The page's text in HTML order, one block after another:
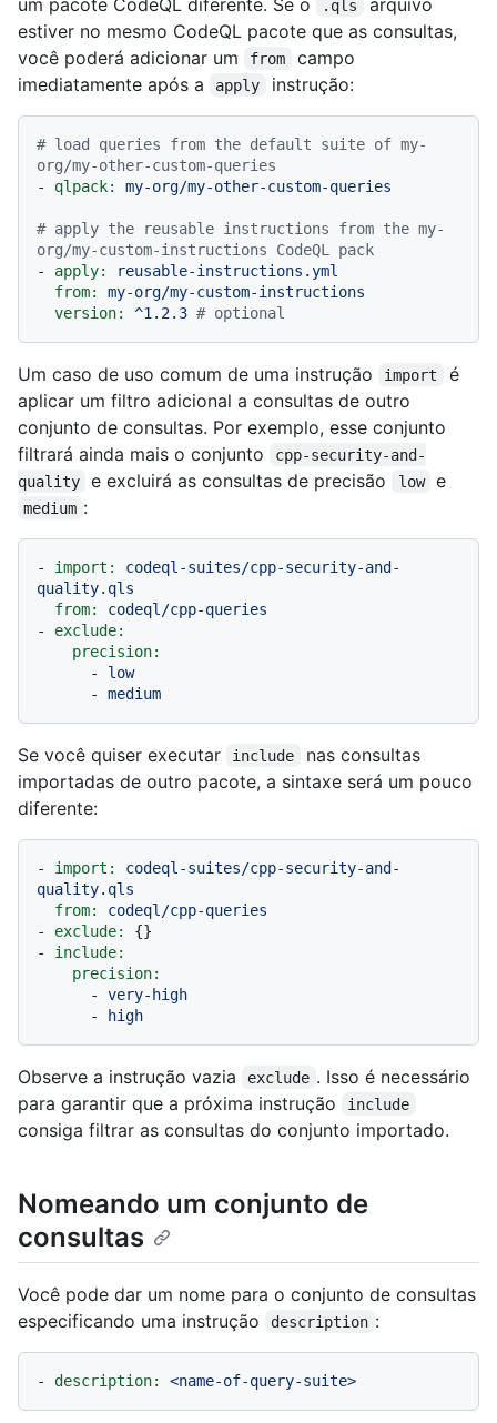
.qls
estiver no mesmo CodeQL pacote que as consultas,
você poderá adicionar um
from
campo
imediatamente após a
apply instrução:
# load queries from the default suite of my-
org/my-other-custom-queries
-
qlpack: my-org/my-other-custom-queries
# apply the reusable instructions from the my-
org/my-custom-instructions CodeQL pack
-
apply:
reusable-instructions.yml
from:
my-org/my-custom-instructions
version:
^1.2.3 # optional
Um caso de uso comum de uma instrução import
é
aplicar um filtro adicional a consultas de outro
conjunto de consultas. Por exemplo, esse conjunto
filtrará ainda mais o conjunto
cpp-security-and-
quality
e excluirá as consultas de precisão low e
medium :
- import:
codeql-suites/cpp-security-and-
quality.qls
from:
codeql/cpp-queries
-
exclude:
precision:
-
low
-
medium
Se você quiser executar include
nas consultas
importadas de outro pacote, a sintaxe será um pouco
diferente:
- import:
codeql-suites/cpp-security-and-
quality.qls
from:
codeql/cpp-queries
-
exclude:
-
include:
precision:
-
very-high
-
high
Observe a instrução vazia exclude . Isso é necessário
para garantir que a próxima instrução
include
consiga filtrar as consultas do conjunto importado.
Nomeando um conjunto de
consultas
Você pode dar um nome para o conjunto de consultas
especificando uma instrução
description :
- description: <name-of-query-suite>